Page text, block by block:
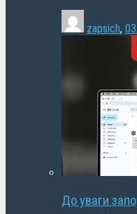
zapsich,
До уваги